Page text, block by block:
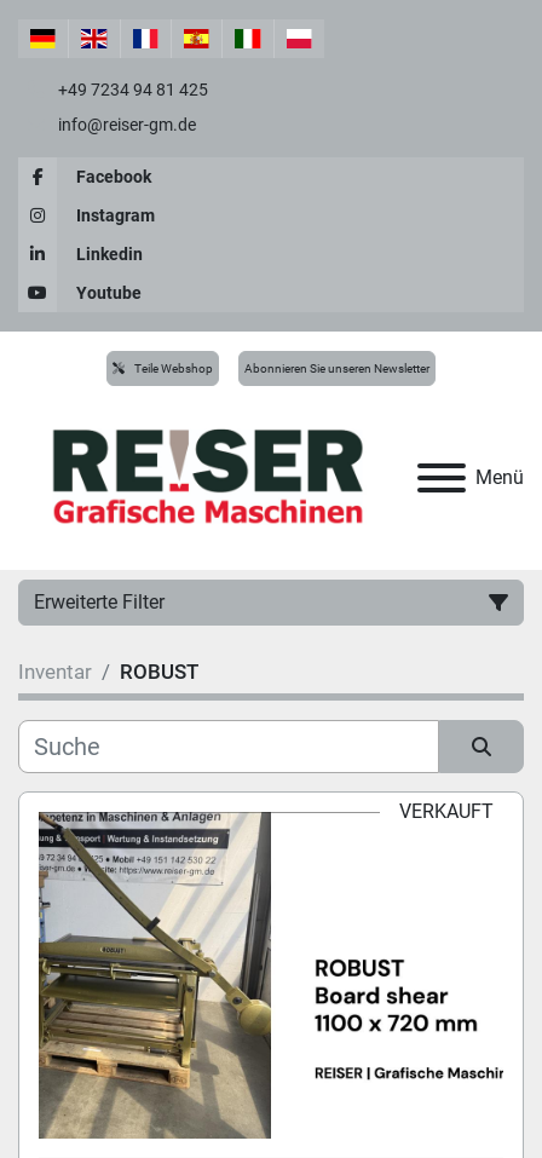
+49 7234 94 81 425
info@reiser-gm.de
Facebook
Instagram
Linkedin
Youtube
Menü
Teile Webshop Abonnieren Sie unseren Newsletter
Erweiterte Filter
Hersteller
Kategorie
Modell
Zustand
Inventar ROBUST
Sortieren nach VERKAUFT